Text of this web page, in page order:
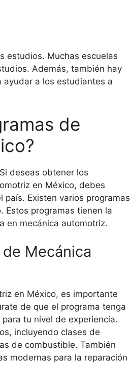
estudios. Muchas escuelas
Además, también hay
ayudar a los estudiantes a
de
deseas obtener los
en México, debes
Existen varios programas
Estos programas tienen la
en mecánica automotriz.
Mecánica
en México, es importante
de que el programa tenga
tu nivel de experiencia.
incluyendo clases de
de combustible. También
modernas para la reparación